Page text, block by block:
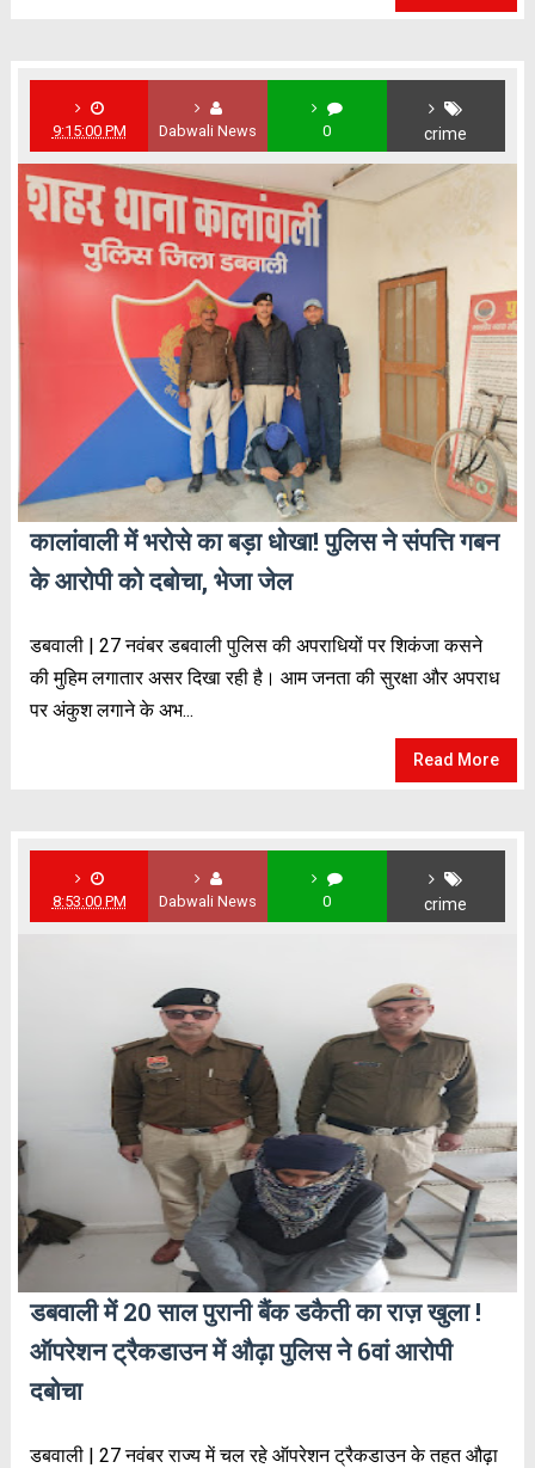
9:15:00 PM Dabwali News 0 crime
कालांवाली में भरोसे का बड़ा धोखा! पुलिस ने संपत्ति गबन
के आरोपी को दबोचा, भेजा जेल
डबवाली | 27 नवंबर डबवाली पुलिस की अपराधियों पर शिकंजा कसने
की मुहिम लगातार असर दिखा रही है। आम जनता की सुरक्षा और अपराध
पर अंकुश लगाने के अभ...
Read More
8:53:00 PM Dabwali News 0 crime
डबवाली में 20 साल पुरानी बैंक डकैती का राज़ खुला !
ऑपरेशन ट्रैकडाउन में औढ़ा पुलिस ने 6वां आरोपी
दबोचा
डबवाली | 27 नवंबर राज्य में चल रहे ऑपरेशन ट्रैकडाउन के तहत औढ़ा